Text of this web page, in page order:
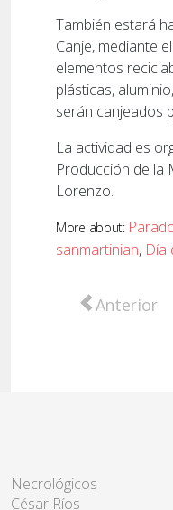
También estará
Canje, mediante
elementos
plásticas,
serán canjeados
La actividad es
Producción de la
Lorenzo.
More about:
sanmartinian, Día
Artículo
Anterior
Necrológicos
César Ríos